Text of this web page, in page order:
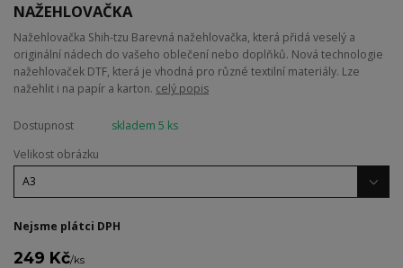
NAŽEHLOVAČKA
Nažehlovačka Shih-tzu Barevná nažehlovačka, která přidá veselý a
originální nádech do vašeho oblečení nebo doplňků. Nová technologie
nažehlovaček DTF, která je vhodná pro různé textilní materiály. Lze
nažehlit i na papír a karton. celý popis
Dostupnost
skladem 5 ks
Velikost obrázku
Nejsme plátci DPH
249 Kč/ks